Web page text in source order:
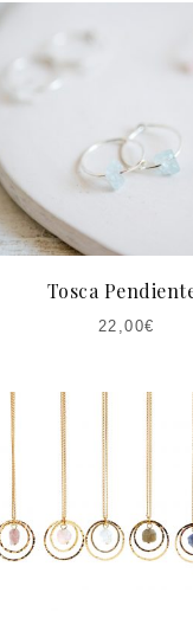
Tosca
22,00€